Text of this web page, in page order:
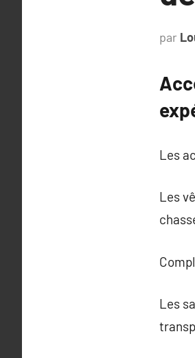
par
Les
Les
Les